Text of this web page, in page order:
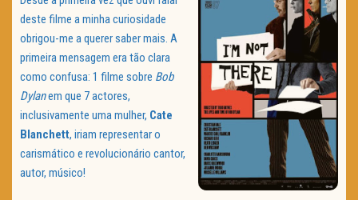
Política de Privacidade
deste filme a minha curiosidade
obrigou-me a querer saber mais. A
primeira mensagem era tão clara
como confusa: 1 filme sobre Bob
Dylanem que 7 actores,
inclusivamente uma mulher, Cate
Blanchett, iriam representar o
carismático e revolucionário cantor,
autor, músico!